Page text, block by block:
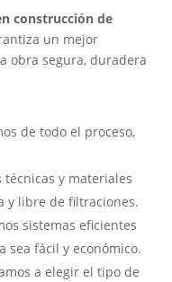
construcción de
un mejor
obra segura, duradera
de todo el proceso,
técnicas y materiales
y libre de filtraciones.
sistemas eficientes
sea fácil y económico.
a elegir el tipo de